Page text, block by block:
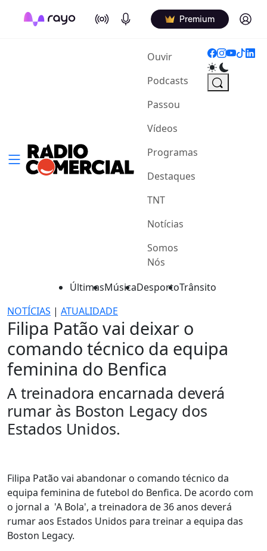
On Air Podcasts Premium Log in
Ouvir(current)
Podcasts
Passou
Vídeos
Programas
Destaques
TNT
Notícias
Somos
Nós
ÚltimasMúsicaDesportoTrânsito
NOTÍCIAS | ATUALIDADE
Filipa Patão vai deixar o
comando técnico da equipa
feminina do Benfica
A treinadora encarnada deverá
rumar às Boston Legacy dos
Estados Unidos.
Filipa Patão vai abandonar o comando técnico da
equipa feminina de futebol do Benfica. De acordo com
o jornal a 'A Bola', a treinadora de 36 anos deverá
rumar aos Estados Unidos para treinar a equipa das
Boston Legacy.